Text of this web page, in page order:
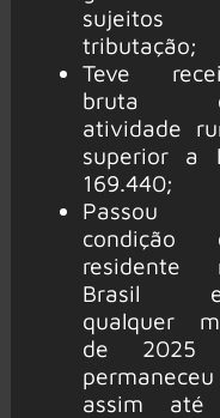
sujeitos
tributação;
Teve
bruta
atividade
superior a
169.440;
Passou
condição
residente
Brasil
qualquer
de 2025
permaneceu
assim